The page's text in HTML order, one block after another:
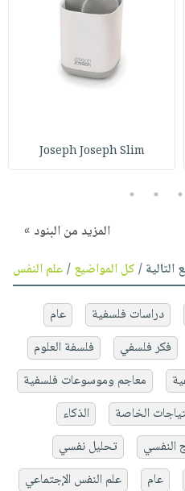
Joseph Joseph Slim
3
4
5
المزيد من البنود »
/كل المواضيع/علم النفس
دراسات فلسفية
عام
فكر فلسفي
فلسفة العلوم
معاجم وموسوعات فلسفية
الخاصة
الذكاء
النفسي
تحليل نفسي
عام
علم النفس الإجتماعي